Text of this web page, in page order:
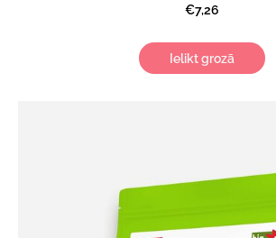
€7,26
Ielikt grozā